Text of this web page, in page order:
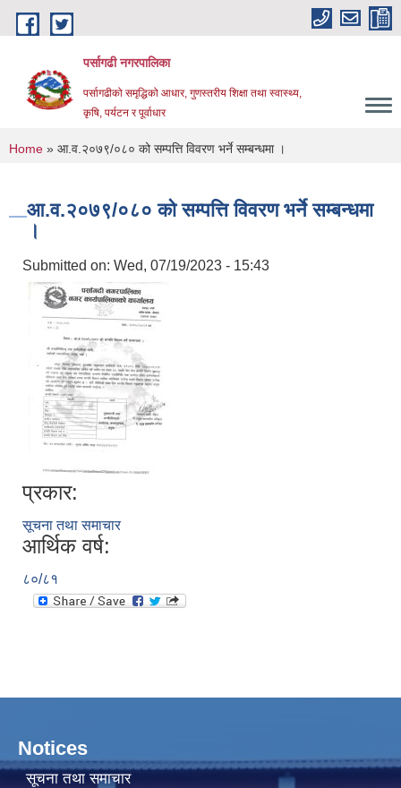
Skip to main content
पर्सागढी नगरपालिका
पर्सागढीको समृद्धिको आधार, गुणस्तरीय शिक्षा तथा स्वास्थ्य,
कृषि, पर्यटन र पूर्वाधार
You are here
Home » आ.व.२०७९/०८० को सम्पत्ति विवरण भर्ने सम्बन्धमा ।
आ.व.२०७९/०८० को सम्पत्ति विवरण भर्ने सम्बन्धमा
।
Submitted on: Wed, 07/19/2023 - 15:43
प्रकार:
सूचना तथा समाचार
आर्थिक वर्ष:
८०/८१
Notices
सूचना तथा समाचार